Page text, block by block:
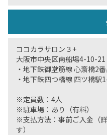
ココカラサロン３+
大阪市中央区南船場4-10-
・地下鉄御堂筋線 心斎橋2
・地下鉄四つ橋線 四ツ橋駅
※定員数：4人
※駐車場：あり（有料）
※支払方法：事前ご入金（
す）